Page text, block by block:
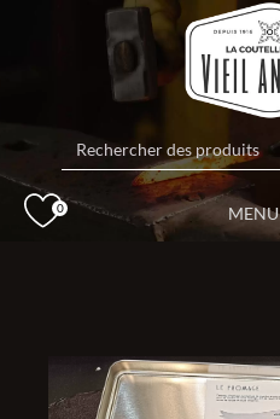
Rechercher:
0 MENU